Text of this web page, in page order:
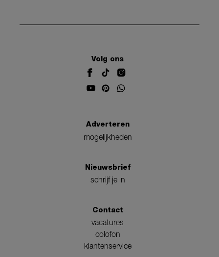
Volg ons
Adverteren
mogelijkheden
Nieuwsbrief
schrijf je in
Contact
vacatures
colofon
klantenservice